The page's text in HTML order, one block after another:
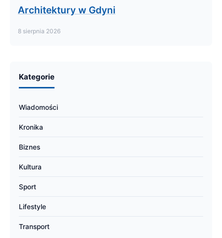
Architektury w Gdyni
8 sierpnia 2026
Kategorie
Wiadomości
Kronika
Biznes
Kultura
Sport
Lifestyle
Transport